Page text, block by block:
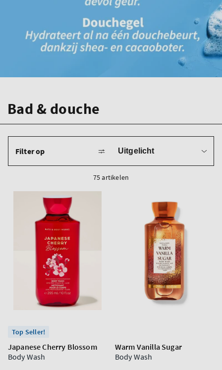
Bad & douche
Filter op
op
75 artikelen
Top Seller!
Japanese Cherry Blossom
Body Wash
Warm Vanilla Sugar
Body Wash